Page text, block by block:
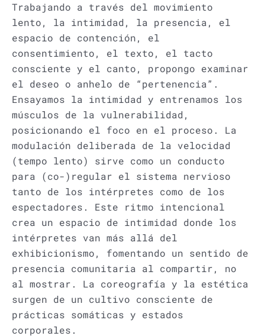
Trabajando a través del movimiento
lento, la intimidad, la presencia, el
espacio de contención, el
consentimiento, el texto, el tacto
consciente y el canto, propongo examinar
el deseo o anhelo de “pertenencia”.
Ensayamos la intimidad y entrenamos los
músculos de la vulnerabilidad,
posicionando el foco en el proceso. La
modulación deliberada de la velocidad
(tempo lento) sirve como un conducto
para (co-)regular el sistema nervioso
tanto de los intérpretes como de los
espectadores. Este ritmo intencional
crea un espacio de intimidad donde los
intérpretes van más allá del
exhibicionismo, fomentando un sentido de
presencia comunitaria al compartir, no
al mostrar. La coreografía y la estética
surgen de un cultivo consciente de
prácticas somáticas y estados
corporales.